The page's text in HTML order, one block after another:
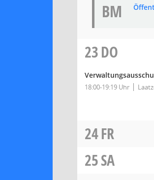
BM
23DO
18:00-19:19 Uhr
24FR
25SA